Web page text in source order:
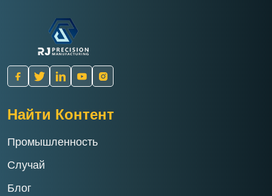
Найти Контент
Промышленность
Случай
Блог